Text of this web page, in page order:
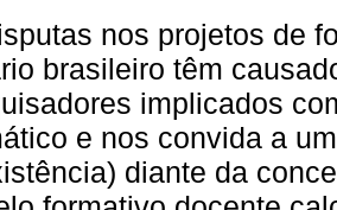
nos projetos de
brasileiro têm
implicados
e nos convida a
diante da